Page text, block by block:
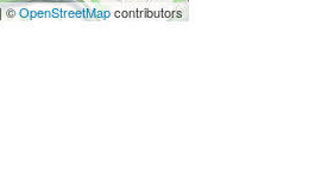
©OpenStreetMapcontributors